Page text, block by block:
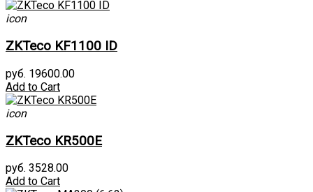
icon
ZKTeco KF1100 ID
руб. 19600.00
Add to Cart
icon
ZKTeco KR500E
руб. 3528.00
Add to Cart